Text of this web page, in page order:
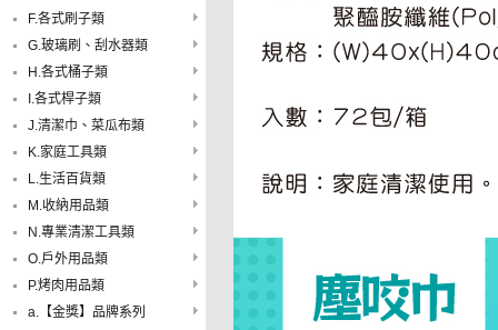
F.各式刷子類
G.玻璃刷、刮水器類
H.各式桶子類
I.各式桿子類
J.清潔巾、菜瓜布類
K.家庭工具類
L.生活百貨類
M.收納用品類
N.專業清潔工具類
O.戶外用品類
P.烤肉用品類
a.【金獎】品牌系列